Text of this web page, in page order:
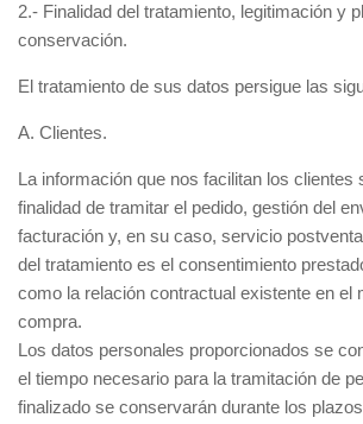
2.- Finalidad del tratamiento, legitimación y
conservación.
El tratamiento de sus datos persigue las
A. Clientes.
La información que nos facilitan los clientes
finalidad de tramitar el pedido, gestión del
facturación y, en su caso, servicio
del tratamiento es el consentimiento
como la relación contractual existente en el
compra.
Los datos personales proporcionados se
el tiempo necesario para la tramitación de
finalizado se conservarán durante los